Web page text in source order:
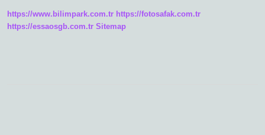
https://www.bilimpark.com.tr https://fotosafak.com.tr
https://essaosgb.com.tr Sitemap